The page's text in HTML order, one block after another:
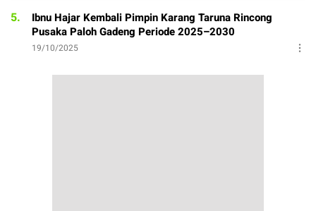
5.
Ibnu Hajar Kembali Pimpin Karang Taruna Rincong
Pusaka Paloh Gadeng Periode 2025–2030
19/10/2025